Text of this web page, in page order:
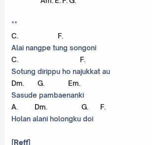
**
C. F.
Alai nangpe tung songoni
C. F.
Sotung dirippu ho najukkat au
Dm. G. Em.
Sasude pambaenanki
A. Dm. G. F.
Holan alani holongku doi
[Reff]